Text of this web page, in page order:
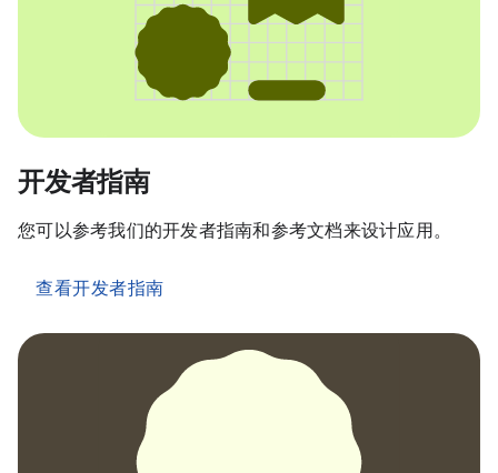
开发者指南
您可以参考我们的开发者指南和参考文档来设计应用。
查看开发者指南